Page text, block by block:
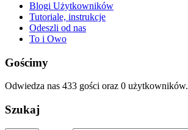
Blogi Użytkowników
Tutoriale, instrukcje
Odeszli od nas
To i Owo
Gościmy
Odwiedza nas 433 gości oraz 0 użytkowników.
Szukaj